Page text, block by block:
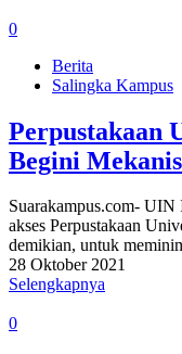
0
Berita
Salingka Kampus
Perpustakaan
Begini
Suarakampus.com-
akses Perpustakaan
demikian, untuk
28 Oktober 2021
Selengkapnya
0